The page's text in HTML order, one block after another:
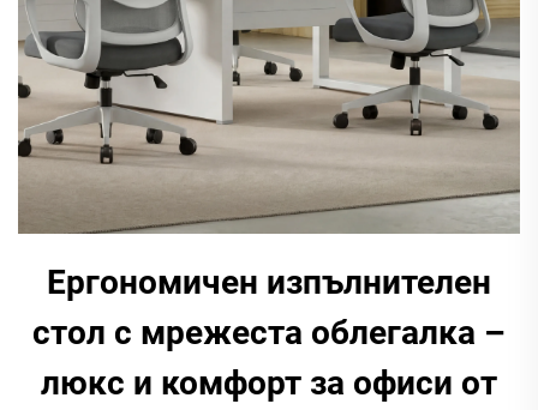
Ергономичен изпълнителен
стол с мрежеста облегалка –
люкс и комфорт за офиси от